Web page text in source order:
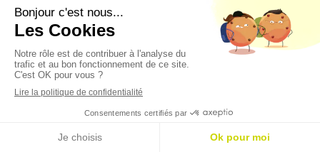
Derniers avis clients sur nos